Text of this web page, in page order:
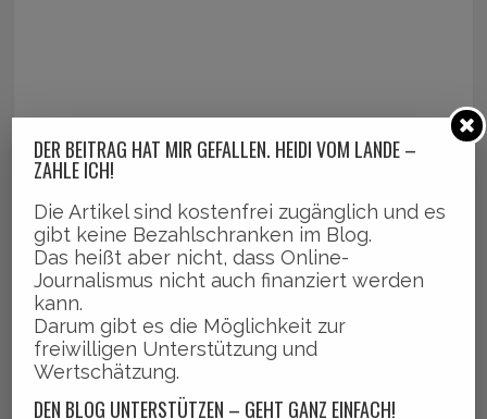
DER BEITRAG HAT MIR GEFALLEN. HEIDI VOM LANDE –
ZAHLE ICH!
Die Artikel sind kostenfrei zugänglich und es
gibt keine Bezahlschranken im Blog.
Das heißt aber nicht, dass Online-
Journalismus nicht auch finanziert werden
kann.
Darum gibt es die Möglichkeit zur
freiwilligen Unterstützung und
Wertschätzung.
DEN BLOG UNTERSTÜTZEN – GEHT GANZ EINFACH!